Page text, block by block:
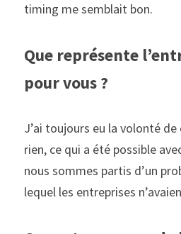
timing me semblait bon.
Que représente
pour vous ?
J’ai toujours eu la volonté
rien, ce qui a été possible
nous sommes partis d’un
lequel les entreprises